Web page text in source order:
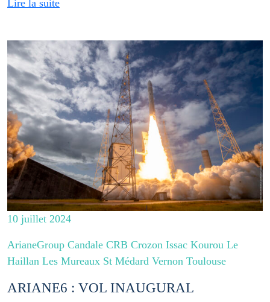
Lire la suite
10 juillet 2024
ArianeGroup Candale CRB Crozon Issac Kourou Le
Haillan Les Mureaux St Médard Vernon Toulouse
ARIANE6 : VOL INAUGURAL